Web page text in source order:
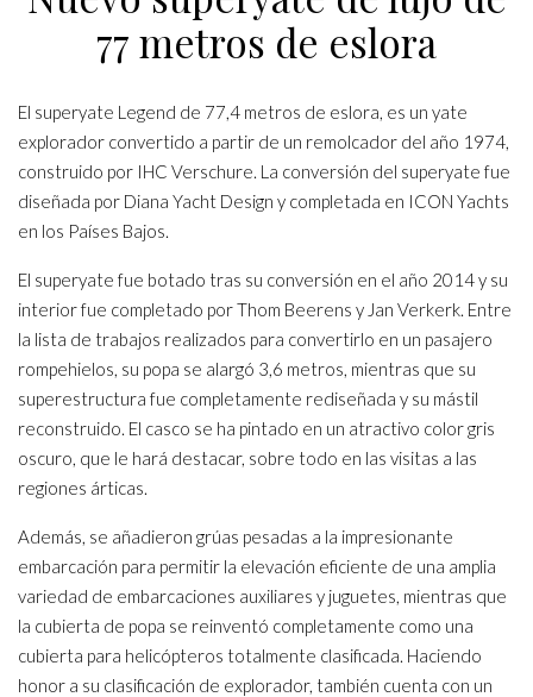
77 metros de eslora
El superyate Legend de 77,4 metros de eslora, es un yate
explorador convertido a partir de un remolcador del año 1974,
construido por IHC Verschure. La conversión del superyate fue
diseñada por Diana Yacht Design y completada en ICON Yachts
en los Países Bajos.
El superyate fue botado tras su conversión en el año 2014 y su
interior fue completado por Thom Beerens y Jan Verkerk. Entre
la lista de trabajos realizados para convertirlo en un pasajero
rompehielos, su popa se alargó 3,6 metros, mientras que su
superestructura fue completamente rediseñada y su mástil
reconstruido. El casco se ha pintado en un atractivo color gris
oscuro, que le hará destacar, sobre todo en las visitas a las
regiones árticas.
Además, se añadieron grúas pesadas a la impresionante
embarcación para permitir la elevación eficiente de una amplia
variedad de embarcaciones auxiliares y juguetes, mientras que
la cubierta de popa se reinventó completamente como una
cubierta para helicópteros totalmente clasificada. Haciendo
honor a su clasificación de explorador, también cuenta con un